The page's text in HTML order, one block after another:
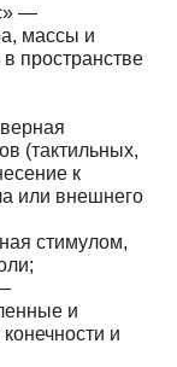
—
массы и
проcтранстве
(тактильных,
к
или внешнего
стимулом,
и
и